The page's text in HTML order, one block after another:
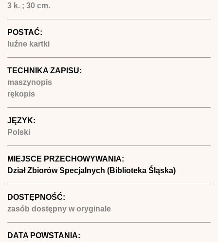
3 k. ; 30 cm.
POSTAĆ:
luźne kartki
TECHNIKA ZAPISU:
maszynopis
rękopis
JĘZYK:
Polski
MIEJSCE PRZECHOWYWANIA:
Dział Zbiorów Specjalnych (Biblioteka Śląska)
DOSTĘPNOŚĆ:
zasób dostępny w oryginale
DATA POWSTANIA: